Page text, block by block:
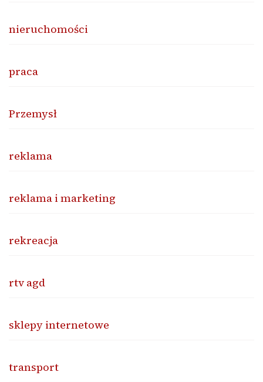
nieruchomości
praca
Przemysł
reklama
reklama i marketing
rekreacja
rtv agd
sklepy internetowe
transport